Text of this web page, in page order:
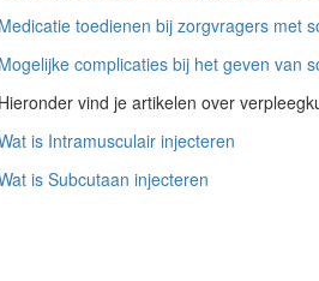
Medicatie toedienen bij zorgvragers met
Mogelijke complicaties bij het geven van
Hieronder vind je artikelen over
is Intramusculair injecteren
is Subcutaan injecteren